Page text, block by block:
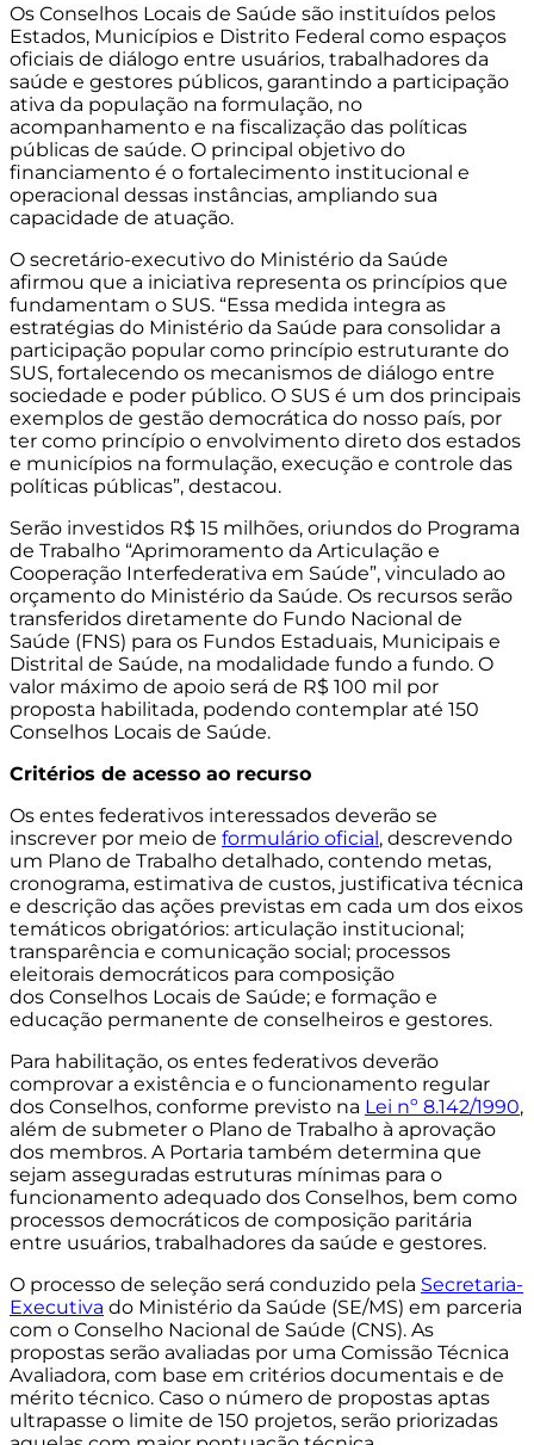
Os Conselhos Locais de Saúde são instituídos pelos
Estados, Municípios e Distrito Federal como espaços
oficiais de diálogo entre usuários, trabalhadores da
saúde e gestores públicos, garantindo a participação
ativa da população na formulação, no
acompanhamento e na fiscalização das políticas
públicas de saúde. O principal objetivo do
financiamento é o fortalecimento institucional e
operacional dessas instâncias, ampliando sua
capacidade de atuação.
O secretário-executivo do Ministério da Saúde
afirmou que a iniciativa representa os princípios que
fundamentam o SUS. “Essa medida integra as
estratégias do Ministério da Saúde para consolidar a
participação popular como princípio estruturante do
SUS, fortalecendo os mecanismos de diálogo entre
sociedade e poder público. O SUS é um dos principais
exemplos de gestão democrática do nosso país, por
ter como princípio o envolvimento direto dos estados
e municípios na formulação, execução e controle das
políticas públicas”, destacou.
Serão investidos R$ 15 milhões, oriundos do Programa
de Trabalho “Aprimoramento da Articulação e
Cooperação Interfederativa em Saúde”, vinculado ao
orçamento do Ministério da Saúde. Os recursos serão
transferidos diretamente do Fundo Nacional de
Saúde (FNS) para os Fundos Estaduais, Municipais e
Distrital de Saúde, na modalidade fundo a fundo. O
valor máximo de apoio será de R$ 100 mil por
proposta habilitada, podendo contemplar até 150
Conselhos Locais de Saúde.
Critérios de acesso ao recurso
Os entes federativos interessados deverão se
inscrever por meio de formulário oficial, descrevendo
um Plano de Trabalho detalhado, contendo metas,
cronograma, estimativa de custos, justificativa técnica
e descrição das ações previstas em cada um dos eixos
temáticos obrigatórios: articulação institucional;
transparência e comunicação social; processos
eleitorais democráticos para composição
dos Conselhos Locais de Saúde; e formação e
educação permanente de conselheiros e gestores.
Para habilitação, os entes federativos deverão
comprovar a existência e o funcionamento regular
dos Conselhos, conforme previsto na Lei nº 8.142/1990,
além de submeter o Plano de Trabalho à aprovação
dos membros. A Portaria também determina que
sejam asseguradas estruturas mínimas para o
funcionamento adequado dos Conselhos, bem como
processos democráticos de composição paritária
entre usuários, trabalhadores da saúde e gestores.
O processo de seleção será conduzido pela Secretaria-
Executiva do Ministério da Saúde (SE/MS) em parceria
com o Conselho Nacional de Saúde (CNS). As
propostas serão avaliadas por uma Comissão Técnica
Avaliadora, com base em critérios documentais e de
mérito técnico. Caso o número de propostas aptas
ultrapasse o limite de 150 projetos, serão priorizadas